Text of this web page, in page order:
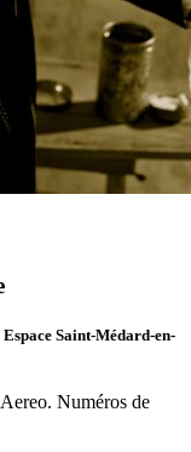
Saint-Médard-en-
Numéros de